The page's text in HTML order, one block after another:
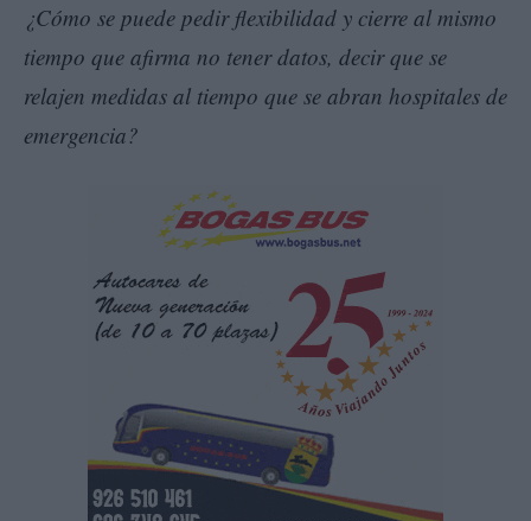
¿Cómo se puede pedir flexibilidad y cierre al mismo
tiempo que afirma no tener datos, decir que se
relajen medidas al tiempo que se abran hospitales de
emergencia?